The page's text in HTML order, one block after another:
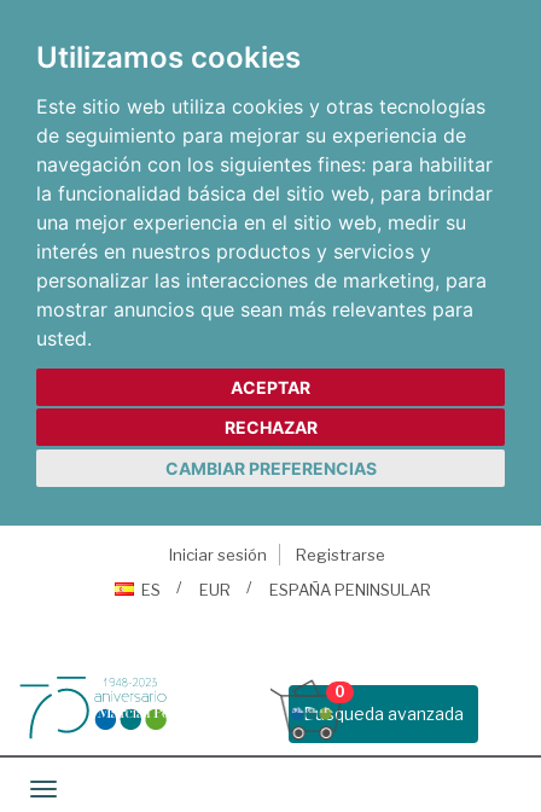
Utilizamos cookies
Este sitio web utiliza cookies y otras tecnologías
de seguimiento para mejorar su experiencia de
navegación con los siguientes fines: para habilitar
la funcionalidad básica del sitio web, para brindar
una mejor experiencia en el sitio web, medir su
interés en nuestros productos y servicios y
personalizar las interacciones de marketing, para
mostrar anuncios que sean más relevantes para
usted.
ACEPTAR
RECHAZAR
CAMBIAR PREFERENCIAS
Iniciar sesión
Registrarse
ES
EUR ESPAÑA PENINSULAR
Busqueda avanzada
0
Toggle navigation